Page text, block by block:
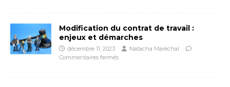
Modification du contrat de travail :
enjeux et démarches
décembre 11, 2023
Natacha Maréchal
Commentaires fermés